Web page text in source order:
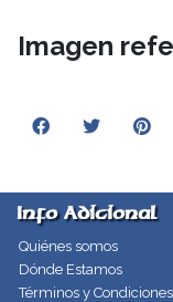
Imagen
Info Adicional
Quiénes somos
Dónde Estamos
Términos y Condiciones